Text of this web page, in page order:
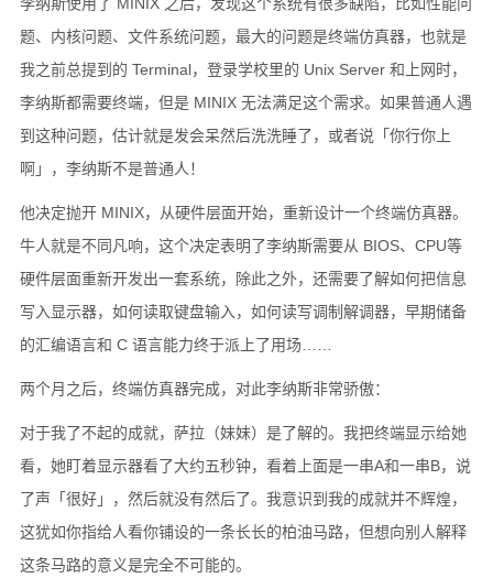
李纳斯使用了 MINIX 之后，发现这个系统有很多缺陷，比如性能问
题、内核问题、文件系统问题，最大的问题是终端仿真器，也就是
我之前总提到的 Terminal，登录学校里的 Unix Server 和上网时，
李纳斯都需要终端，但是 MINIX 无法满足这个需求。如果普通人遇
到这种问题，估计就是发会呆然后洗洗睡了，或者说「你行你上
啊」，李纳斯不是普通人！
他决定抛开 MINIX，从硬件层面开始，重新设计一个终端仿真器。
牛人就是不同凡响，这个决定表明了李纳斯需要从 BIOS、CPU等
硬件层面重新开发出一套系统，除此之外，还需要了解如何把信息
写入显示器，如何读取键盘输入，如何读写调制解调器，早期储备
的汇编语言和 C 语言能力终于派上了用场……
两个月之后，终端仿真器完成，对此李纳斯非常骄傲：
对于我了不起的成就，萨拉（妹妹）是了解的。我把终端显示给她
看，她盯着显示器看了大约五秒钟，看着上面是一串A和一串B，说
了声「很好」，然后就没有然后了。我意识到我的成就并不辉煌，
这犹如你指给人看你铺设的一条长长的柏油马路，但想向别人解释
这条马路的意义是完全不可能的。